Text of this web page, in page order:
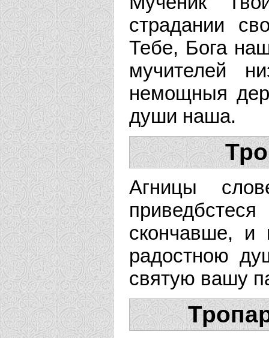
страдании
Тебе, Бога
мучителей
немощныя
души наша.
Агницы
скончавше,
радостною
святую вашу